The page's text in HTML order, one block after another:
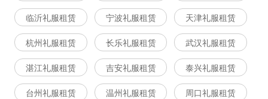
临沂礼服租赁 宁波礼服租赁 天津礼服租赁
杭州礼服租赁 长乐礼服租赁 武汉礼服租赁
湛江礼服租赁 吉安礼服租赁 泰兴礼服租赁
台州礼服租赁 温州礼服租赁 周口礼服租赁